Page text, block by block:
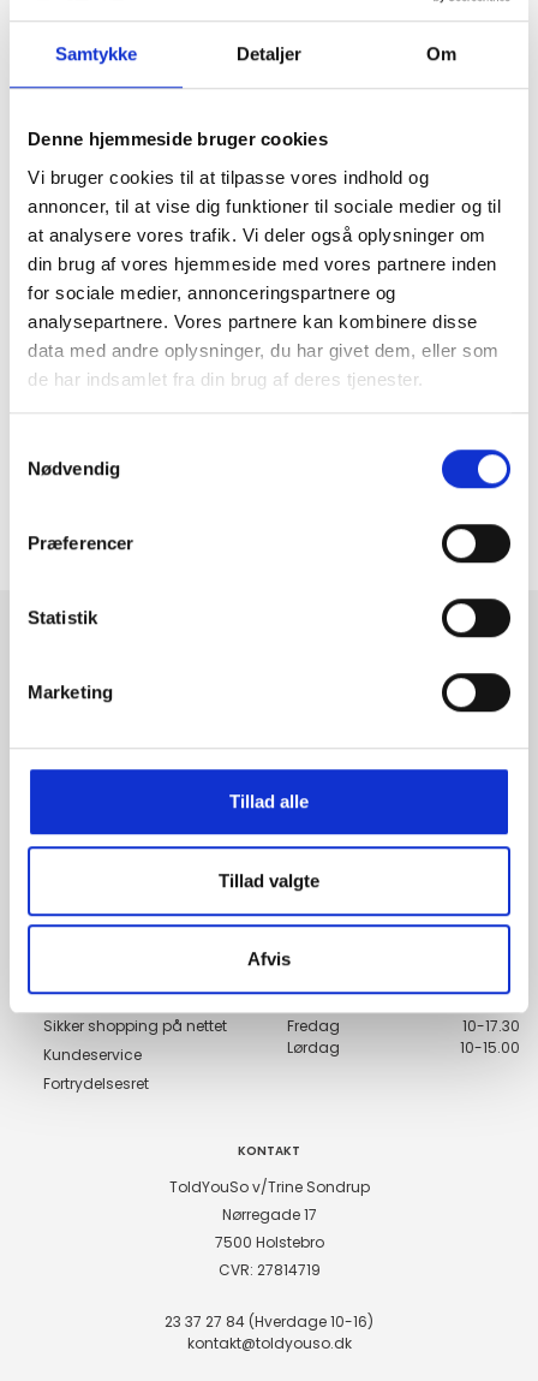
Samtykke Detaljer Om
Denne hjemmeside bruger cookies
Vi bruger cookies til at tilpasse vores indhold og
annoncer, til at vise dig funktioner til sociale medier og til
at analysere vores trafik. Vi deler også oplysninger om
din brug af vores hjemmeside med vores partnere inden
for sociale medier, annonceringspartnere og
analysepartnere. Vores partnere kan kombinere disse
data med andre oplysninger, du har givet dem, eller som
de har indsamlet fra din brug af deres tjenester.
Nødvendig
Præferencer
Statistik
Marketing
Tillad alle
Tillad valgte
Afvis
BassGramicci lala BERLINLast
Polar Skate Co.SpitfireStone
IslandThrasherVANS Volcom
Wasted PARISYardsaleand
more..
Tilmeld
Betalingsmetoder
Sikker shopping på nettet
Kundeservice
Fortrydelsesret
Tirsdag
Fredag
10-17.30
Lørdag
10-15.00
KONTAKT
ToldYouSo v/Trine Sondrup
Nørregade 17
7500 Holstebro
CVR: 27814719
23 37 27 84 (Hverdage 10-16)
kontakt@toldyouso.dk